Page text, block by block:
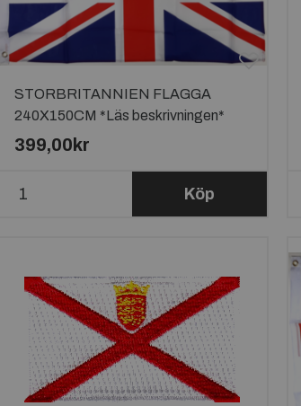
STORBRITANNIEN FLAGGA
240X150CM *Läs beskrivningen*
399,00kr
Köp